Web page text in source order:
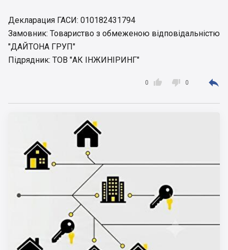
Декларация ГАСИ: 010182431794
Замовник: Товариство з обмеженою відповідальністю
"ДАЙТОНА ГРУП"
Підрядник: ТОВ "АК ІНЖИНІРИНГ"

0  0 